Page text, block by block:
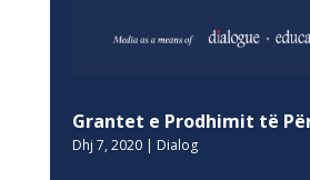
Grantet e Prodhimit të
Dhj 7, 2020| Dialog